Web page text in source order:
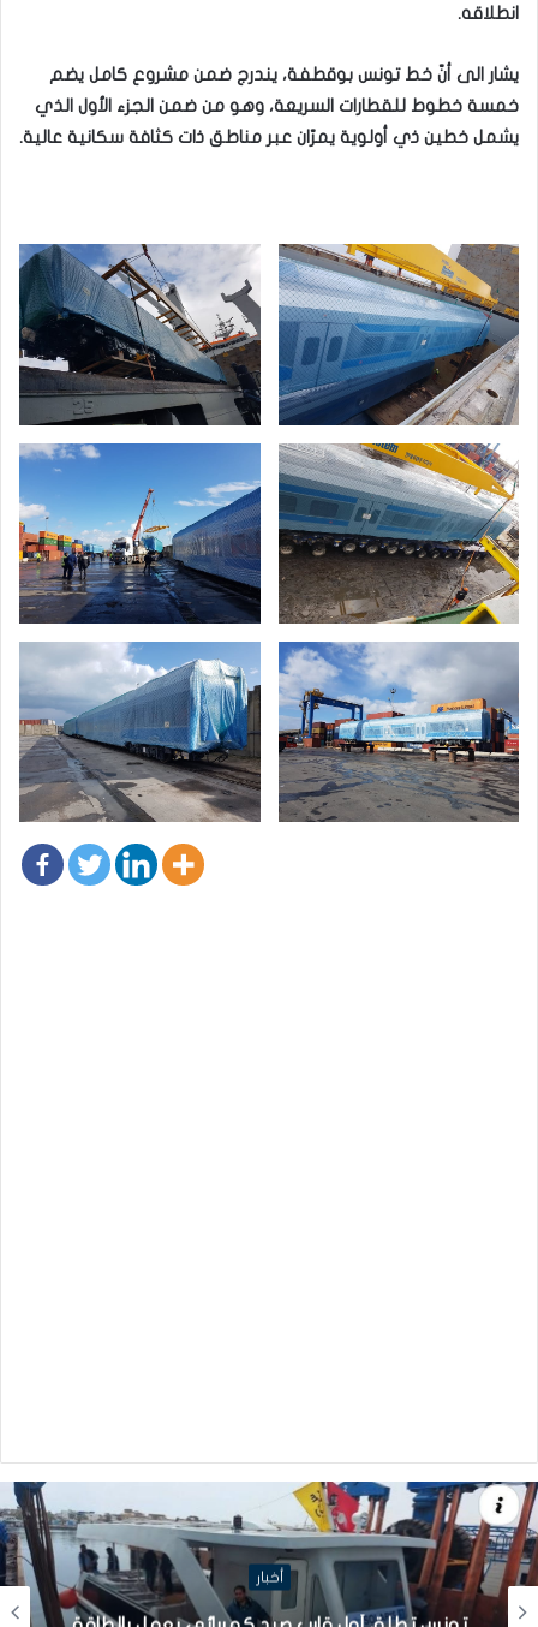
انطلاقه.
يشار الى أنّ خط تونس بوقطفة، يندرج ضمن مشروع كامل يضم
خمسة خطوط للقطارات السريعة، وهو من ضمن الجزء الأول الذي
يشمل خطين ذي أولوية يمرّان عبر مناطق ذات كثافة سكانية عالية.
أخبار